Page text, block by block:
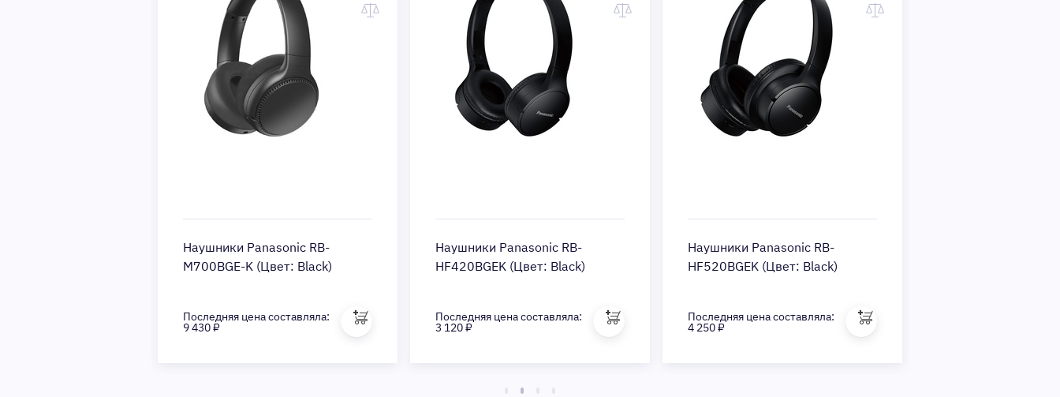
Наушники Panasonic RB-
M700BGE-K (Цвет: Black)
Последняя цена составляла:
9 430 ₽
Наушники Panasonic RB-
HF420BGEK (Цвет: Black)
Последняя цена составляла:
3 120 ₽
Наушники Panasonic RB-
HF520BGEK (Цвет: Black)
Последняя цена составляла:
4 250 ₽